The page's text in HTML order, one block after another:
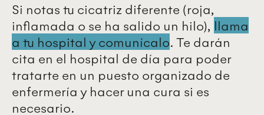
Si notas tu cicatriz diferente (roja,
inflamada o se ha salido un hilo), llama
a tu hospital y comunícalo. Te darán
cita en el hospital de día para poder
tratarte en un puesto organizado de
enfermería y hacer una cura si es
necesario.